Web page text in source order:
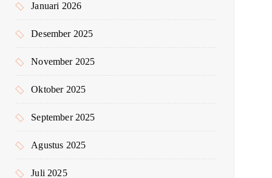
Januari 2026
Desember 2025
November 2025
Oktober 2025
September 2025
Agustus 2025
Juli 2025